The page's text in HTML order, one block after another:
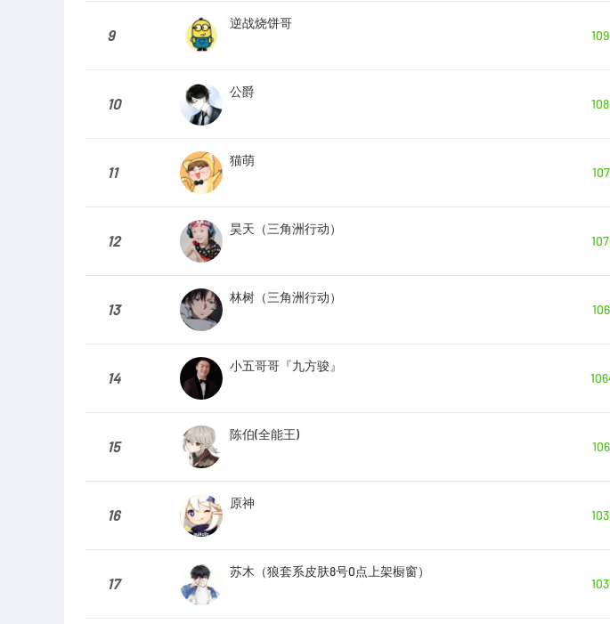
9
逆战烧饼哥
10
公爵
11
猫萌
12
昊天（三角洲行动）
13
林树（三角洲行动）
14
小五哥哥『九方骏』
15
陈伯(全能王)
16
原神
17
苏木（狼套系皮肤8号0点上架橱窗）